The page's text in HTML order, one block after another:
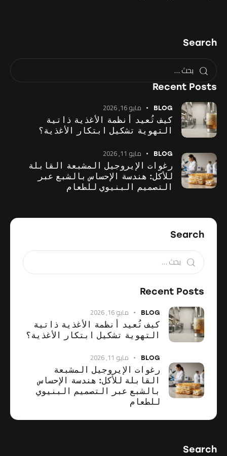
Search
Recent Posts
BLOG مايو 16, 2026
كيف تُعيد أنظمة الأغذية ذاتية
التهوية تشكيل ابتكار الأغذية؟
BLOG مايو 11, 2026
رغوات الإيروجيل المشبعة القابلة
للأكل: هندسة الإحساس بالشبع عبر
التصميم البنيوي للطعام
Search
Recent Posts
BLOG مايو 16, 2026
كيف تُعيد أنظمة الأغذية ذاتية
التهوية تشكيل ابتكار الأغذية؟
BLOG مايو 11, 2026
رغوات الإيروجيل المشبعة
القابلة للأكل: هندسة الإحساس
بالشبع عبر التصميم البنيوي
للطعام
Search